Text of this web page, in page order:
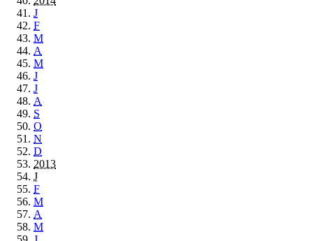
J
F
M
A
M
J
J
A
S
O
N
D
2013
J
F
M
A
M